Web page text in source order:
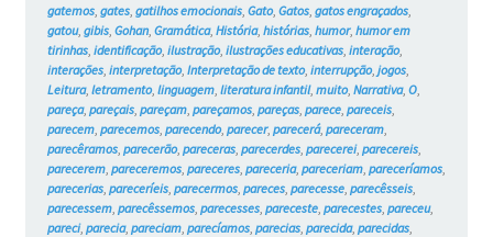
gatemos, gates, gatilhos emocionais, Gato, Gatos, gatos engraçados,
gatou, gibis, Gohan, Gramática, História, histórias, humor, humor em
tirinhas, identificação, ilustração, ilustrações educativas, interação,
interações, interpretação, Interpretação de texto, interrupção, jogos,
Leitura, letramento, linguagem, literatura infantil, muito, Narrativa, O,
pareça, pareçais, pareçam, pareçamos, pareças, parece, pareceis,
parecem, parecemos, parecendo, parecer, parecerá, pareceram,
parecêramos, parecerão, pareceras, parecerdes, parecerei, parecereis,
parecerem, pareceremos, pareceres, pareceria, pareceriam, pareceríamos,
parecerias, pareceríeis, parecermos, pareces, parecesse, parecêsseis,
parecessem, parecêssemos, parecesses, pareceste, parecestes, pareceu,
pareci, parecia, pareciam, parecíamos, parecias, parecida, parecidas,